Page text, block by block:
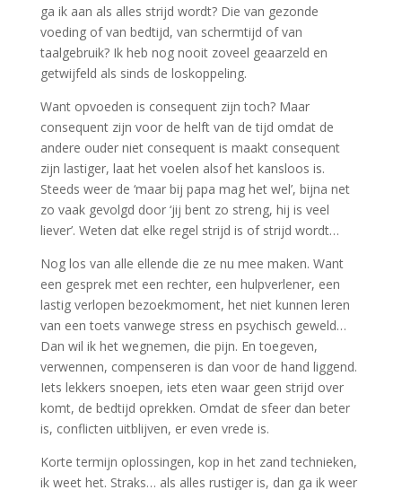
ga ik aan als alles strijd wordt? Die van gezonde
voeding of van bedtijd, van schermtijd of van
taalgebruik? Ik heb nog nooit zoveel geaarzeld en
getwijfeld als sinds de loskoppeling.
Want opvoeden is consequent zijn toch? Maar
consequent zijn voor de helft van de tijd omdat de
andere ouder niet consequent is maakt consequent
zijn lastiger, laat het voelen alsof het kansloos is.
Steeds weer de ‘maar bij papa mag het wel’, bijna net
zo vaak gevolgd door ‘jij bent zo streng, hij is veel
liever’. Weten dat elke regel strijd is of strijd wordt…
Nog los van alle ellende die ze nu mee maken. Want
een gesprek met een rechter, een hulpverlener, een
lastig verlopen bezoekmoment, het niet kunnen leren
van een toets vanwege stress en psychisch geweld…
Dan wil ik het wegnemen, die pijn. En toegeven,
verwennen, compenseren is dan voor de hand liggend.
Iets lekkers snoepen, iets eten waar geen strijd over
komt, de bedtijd oprekken. Omdat de sfeer dan beter
is, conflicten uitblijven, er even vrede is.
Korte termijn oplossingen, kop in het zand technieken,
ik weet het. Straks… als alles rustiger is, dan ga ik weer